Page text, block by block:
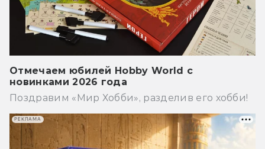
Отмечаем юбилей Hobby World с
новинками 2026 года
Поздравим «Мир Хобби», разделив его хобби!
РЕКЛАМА